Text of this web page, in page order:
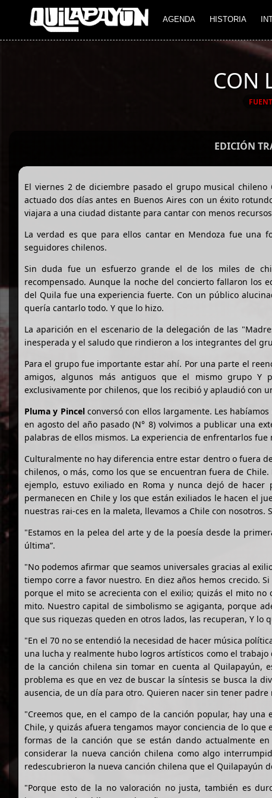
AGENDA HISTORIA
CON
EDICIÓN
El viernes 2 de diciembre pasado el grupo musical
actuado dos días antes en Buenos Aires con un éxito
viajara a una ciudad distante para cantar con menos
La verdad es que para ellos cantar en Mendoza fue una
seguidores chilenos.
Sin duda fue un esfuerzo grande el de los miles de
recompensado. Aunque la noche del concierto fallaron los
del Quila fue una experiencia fuerte. Con un público
quería cantarlo todo. Y que lo hizo.
La aparición en el escenario de la delegación de las
inesperada y el saludo que rindieron a los integrantes del
Para el grupo fue importante estar ahí. Por una parte el
amigos, algunos más antiguos que el mismo grupo
exclusivamente por chilenos, que los recibió y aplaudió con
Pluma y Pincelconversó con ellos largamente. Les
en agosto del año pasado (N° 8) volvimos a publicar una
palabras de ellos mismos. La experiencia de enfrentarlos fue
Culturalmente no hay diferencia entre estar dentro o fuera
chilenos, o más, como los que se encuentran fuera de
ejemplo, estuvo exiliado en Roma y nunca dejó de
permanecen en Chile y los que están exiliados le hacen el
nuestras rai-ces en la maleta, llevamos a Chile con
"Estamos en la pelea del arte y de la poesía desde la
última”.
"No podemos afirmar que seamos universales gracias al
tiempo corre a favor nuestro. En diez años hemos crecido.
porque el mito se acrecienta con el exilio; quizás el mito
mito. Nuestro capital de simbolismo se agiganta, porque
que sus riquezas queden en otros lados, las recuperan, Y lo
"En el 70 no se entendió la necesidad de hacer música
una lucha y realmente hubo logros artísticos como el
de la canción chilena sin tomar en cuenta al Quilapayún,
problema es que en vez de buscar la síntesis se busca la
ausencia, de un día para otro. Quieren nacer sin tener padre
"Creemos que, en el campo de la canción popular, hay
Chile, y quizás afuera tengamos mayor conciencia de lo
formas de la canción que se están dando actualmente
considerar la nueva canción chilena como algo
redescubrieron la nueva canción chilena que el Quilapayún
"Porque esto de la no valoración no justa, también es